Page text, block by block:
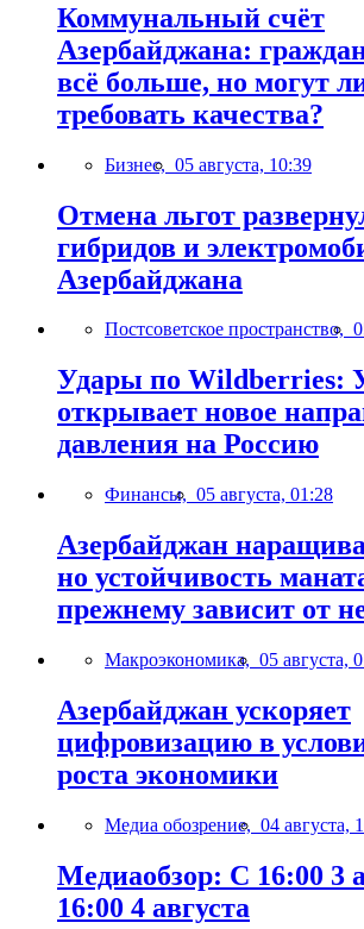
Коммунальный счёт
Азербайджана:
всё больше, но могут
требовать качества?
Бизнес, 05 августа, 10:39
Отмена льгот
гибридов и
Азербайджана
Постсоветское пространство,
Удары по Wildberries:
открывает новое
давления на Россию
Финансы, 05 августа, 01:28
Азербайджан
но устойчивость
прежнему зависит от
Макроэкономика, 05 августа,
Азербайджан ускоряет
цифровизацию в
роста экономики
Медиа обозрение, 04 августа,
Медиаобзор: С 16:00 3
16:00 4 августа